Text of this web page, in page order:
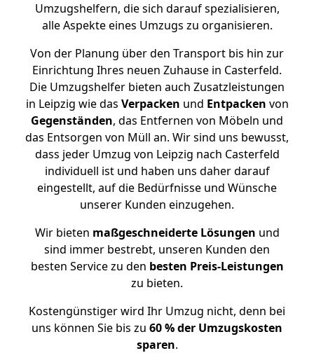
Umzugshelfern, die sich darauf spezialisieren,
alle Aspekte eines Umzugs zu organisieren.
Von der Planung über den Transport bis hin zur
Einrichtung Ihres neuen Zuhause in Casterfeld.
Die Umzugshelfer bieten auch Zusatzleistungen
in Leipzig wie das Verpacken und Entpacken von
Gegenständen, das Entfernen von Möbeln und
das Entsorgen von Müll an. Wir sind uns bewusst,
dass jeder Umzug von Leipzig nach Casterfeld
individuell ist und haben uns daher darauf
eingestellt, auf die Bedürfnisse und Wünsche
unserer Kunden einzugehen.
Wir bieten maßgeschneiderte Lösungen und
sind immer bestrebt, unseren Kunden den
besten Service zu den besten Preis-Leistungen
zu bieten.
Kostengünstiger wird Ihr Umzug nicht, denn bei
uns können Sie bis zu 60 % der Umzugskosten
sparen.